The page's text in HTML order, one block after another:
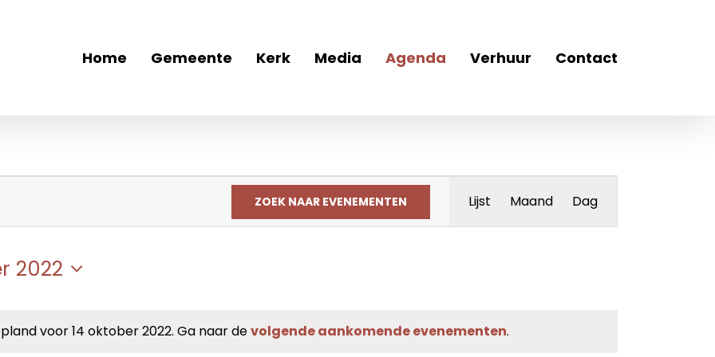
Home Gemeente Kerk Media Agenda Verhuur Contact
Bericht
voor 14 oktober 2022. Ga naar devolgende aankomende evenementen.
ZOEK NAAR EVENEMENTEN
weergaven
navigatie
Lijst Maand Dag
2022